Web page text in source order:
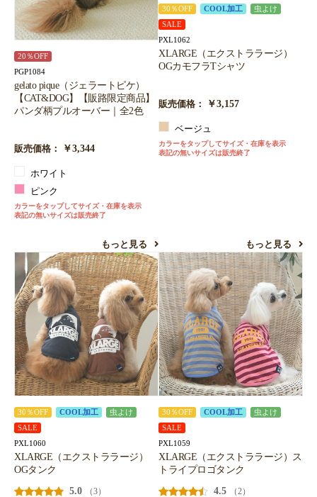
20％OFF
PGP1084
gelato pique（ジェラートピケ）
【CAT&DOG】【販路限定商品】
パンダ柄プルオーバー｜全2色
販売価格： ￥3,344
ホワイト
ピンク
カラーをタップしてサイズ・在庫を表示
表記の無いサイズは販売終了
もっと見る
30％OFF COOL加工
虫よけ
SALE
PXL1062
XLARGE（エクストララージ）
OGカモフラTシャツ
販売価格： ￥3,157
ベージュ
カラーをタップしてサイズ・在庫を表示
表記の無いサイズは販売終了
もっと見る
30％OFF COOL加工
虫よけ
SALE
PXL1060
XLARGE（エクストララージ）
OGタンク
5.0
（3）
30％OFF COOL加工
虫よけ
SALE
PXL1059
XLARGE（エクストララージ）ス
トライプロゴタンク
4.5
（2）